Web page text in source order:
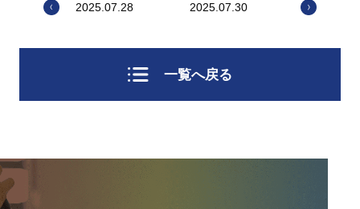
2025.07.28 2025.07.30
一覧へ戻る